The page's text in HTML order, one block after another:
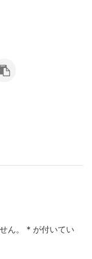
ん。 * が付いてい